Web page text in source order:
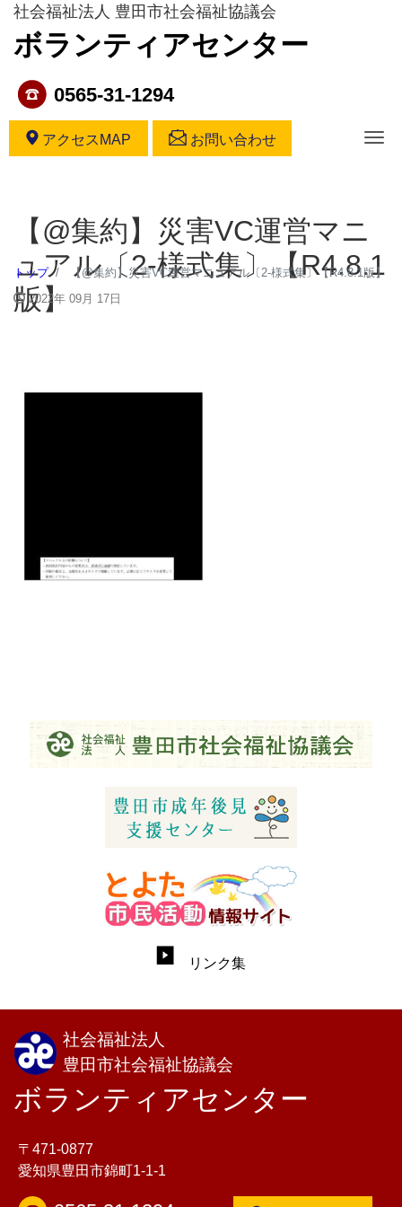
社会福祉法人 豊田市社会福祉協議会
ボランティアセンター
0565-31-1294
アクセスMAP お問い合わせ ナ
【@集約】災害VC運営マニ
ュアル〔2-様式集〕【R4.8.1
版】
トップ
【@集約】災害VC運営マニュアル〔2-様式集〕【R4.8.1版】
2022年 09月 17日
リンク集
社会福祉法人
豊田市社会福祉協議会
ボランティアセンター
〒471-0877
愛知県豊田市錦町1-1-1